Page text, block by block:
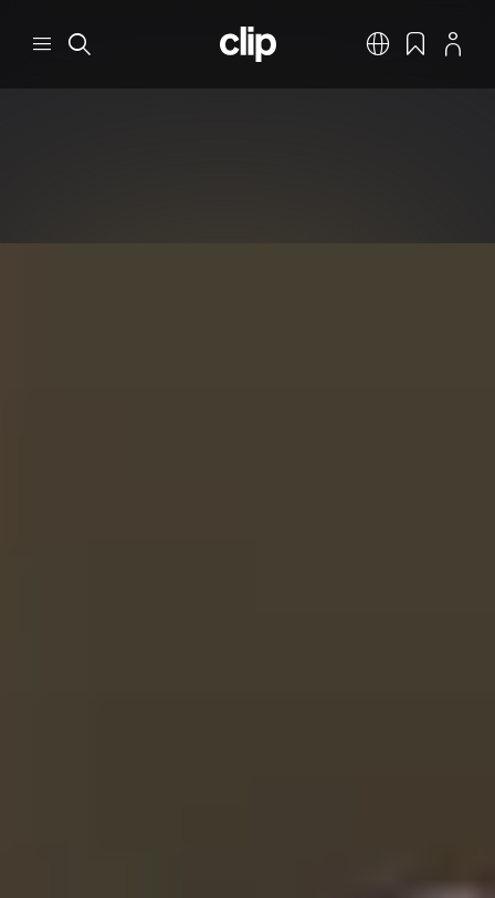
Меню Поиск
CLIP
РусскийЗакладки